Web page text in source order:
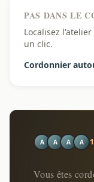
PAS DANS LE
Localisez
un clic.
Cordonnier
A A A A
Vous êtes